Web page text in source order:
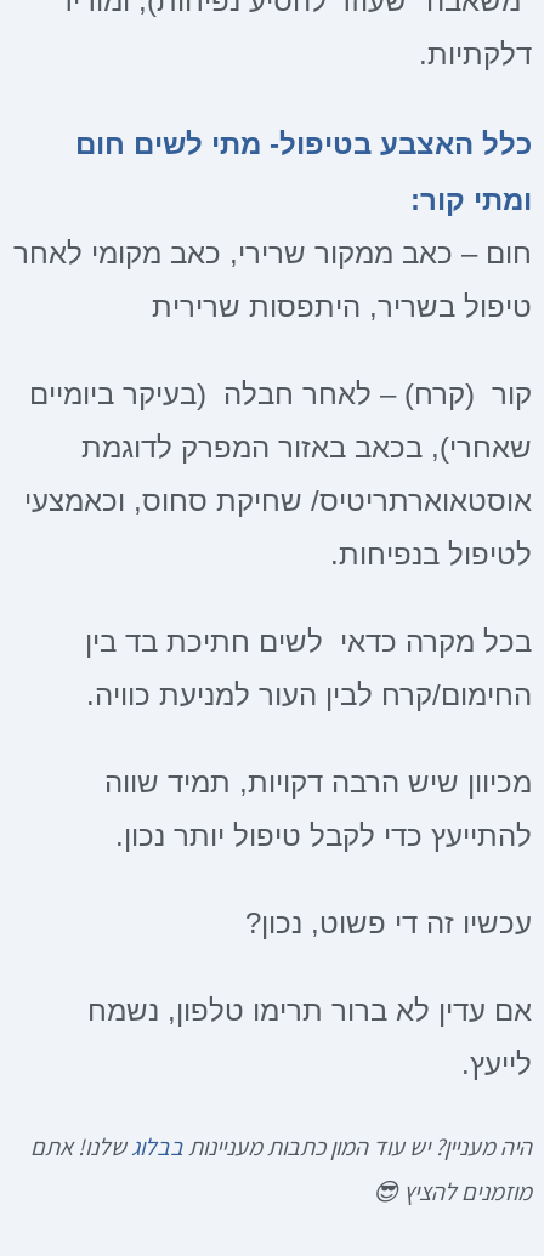
דלקתיות.
כלל האצבע בטיפול- מתי לשים חום
ומתי קור:
חום – כאב ממקור שרירי, כאב מקומי לאחר
טיפול בשריר, היתפסות שרירית
קור (קרח) – לאחר חבלה (בעיקר ביומיים
שאחרי), בכאב באזור המפרק לדוגמת
אוסטאוארתריטיס/ שחיקת סחוס, וכאמצעי
לטיפול בנפיחות.
בכל מקרה כדאי לשים חתיכת בד בין
החימום/קרח לבין העור למניעת כוויה.
מכיוון שיש הרבה דקויות, תמיד שווה
להתייעץ כדי לקבל טיפול יותר נכון.
עכשיו זה די פשוט, נכון?
אם עדין לא ברור תרימו טלפון, נשמח
לייעץ.
היה מעניין? יש עוד המון כתבות מעניינותבבלוגשלנו! אתם
מוזמנים להציץ 😎